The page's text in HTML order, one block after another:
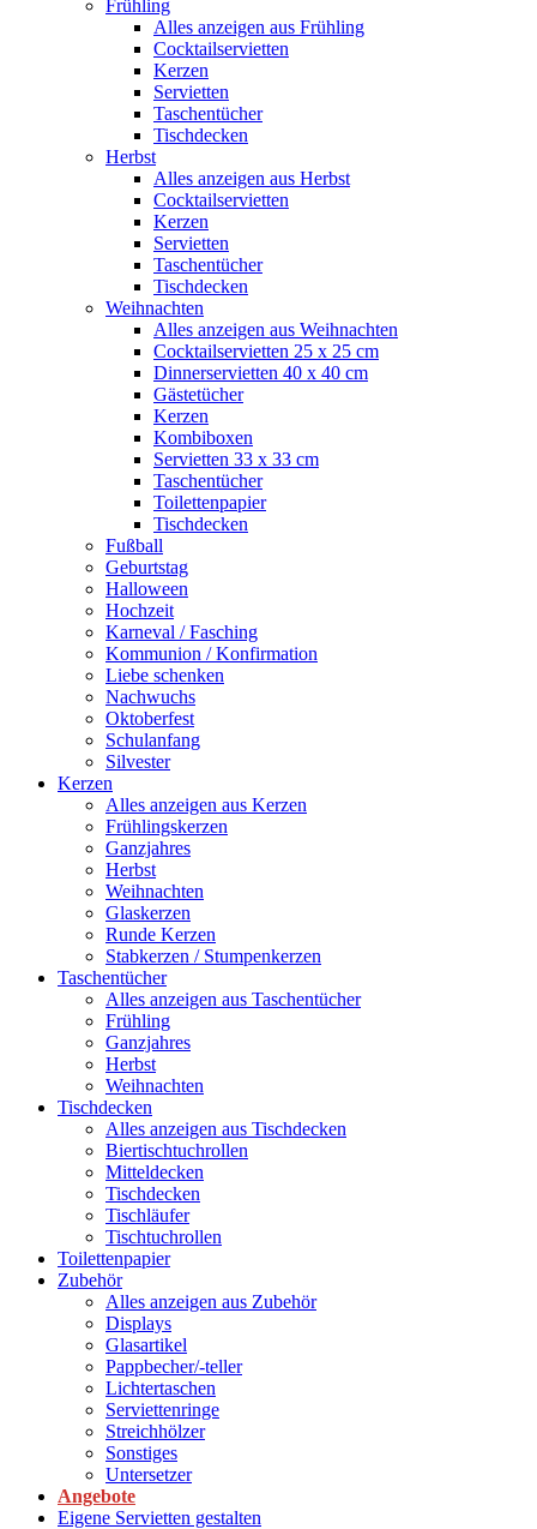
Frühling
Alles anzeigen aus Frühling
Cocktailservietten
Kerzen
Servietten
Taschentücher
Tischdecken
Herbst
Alles anzeigen aus Herbst
Cocktailservietten
Kerzen
Servietten
Taschentücher
Tischdecken
Weihnachten
Alles anzeigen aus Weihnachten
Cocktailservietten 25 x 25 cm
Dinnerservietten 40 x 40 cm
Gästetücher
Kerzen
Kombiboxen
Servietten 33 x 33 cm
Taschentücher
Toilettenpapier
Tischdecken
Fußball
Geburtstag
Halloween
Hochzeit
Karneval / Fasching
Kommunion / Konfirmation
Liebe schenken
Nachwuchs
Oktoberfest
Schulanfang
Silvester
Kerzen
Alles anzeigen aus Kerzen
Frühlingskerzen
Ganzjahres
Herbst
Weihnachten
Glaskerzen
Runde Kerzen
Stabkerzen / Stumpenkerzen
Taschentücher
Alles anzeigen aus Taschentücher
Frühling
Ganzjahres
Herbst
Weihnachten
Tischdecken
Alles anzeigen aus Tischdecken
Biertischtuchrollen
Mitteldecken
Tischdecken
Tischläufer
Tischtuchrollen
Toilettenpapier
Zubehör
Alles anzeigen aus Zubehör
Displays
Glasartikel
Pappbecher/-teller
Lichtertaschen
Serviettenringe
Streichhölzer
Sonstiges
Untersetzer
Angebote
Eigene Servietten gestalten